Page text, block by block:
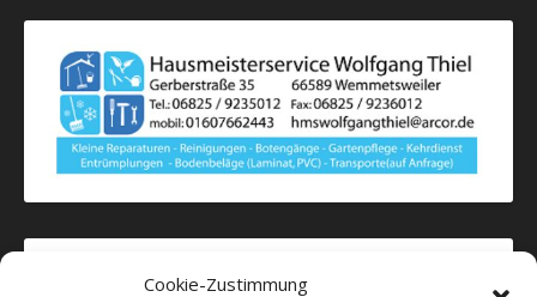
Cookie-Zustimmung